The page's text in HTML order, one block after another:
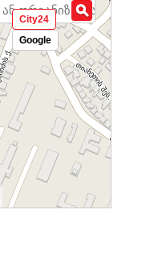
City24
Google